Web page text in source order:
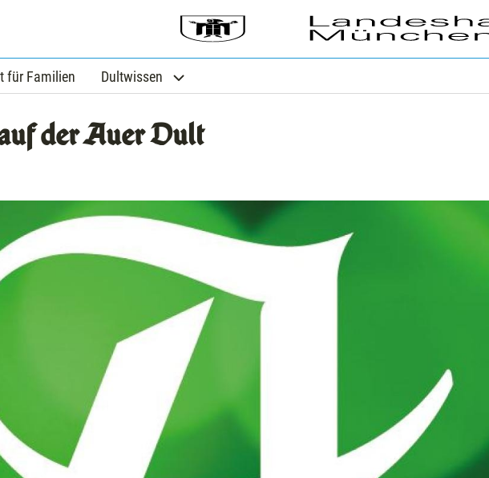
für Familien Dultwissen
der Auer Dult
Use the previous and next buttons to navigate, and Enter to activate cards.